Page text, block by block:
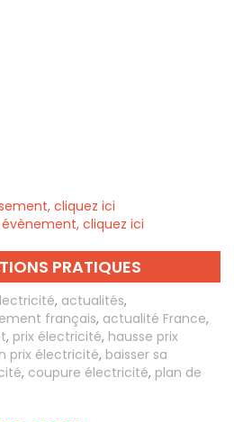
cliquez ici
cliquez ici
PRATIQUES
, actualités,
français, actualité France,
, prix électricité, hausse prix
prix électricité, baisser sa
, coupure électricité, plan de